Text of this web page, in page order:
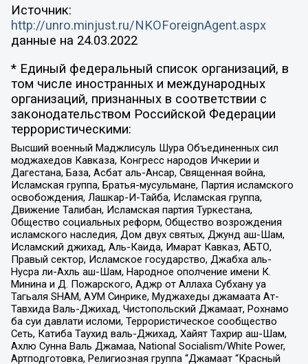
Источник:
http://unro.minjust.ru/NKOForeignAgent.aspx
данные на 24.03.2022
* Единый федеральный список организаций, в
том числе иностранных и международных
организаций, признанных в соответствии с
законодательством Российской Федерации
террористическими:
Высший военный Маджлисуль Шура Объединенных сил
моджахедов Кавказа, Конгресс народов Ичкерии и
Дагестана, База, Асбат аль-Ансар, Священная война,
Исламская группа, Братья-мусульмане, Партия исламского
освобождения, Лашкар-И-Тайба, Исламская группа,
Движение Талибан, Исламская партия Туркестана,
Общество социальных реформ, Общество возрождения
исламского наследия, Дом двух святых, Джунд аш-Шам,
Исламский джихад, Аль-Каида, Имарат Кавказ, АБТО,
Правый сектор, Исламское государство, Джабха аль-
Нусра ли-Ахль аш-Шам, Народное ополчение имени К.
Минина и Д. Пожарского, Аджр от Аллаха Субхану уа
Тагьаля SHAM, АУМ Синрике, Муджахеды джамаата Ат-
Тавхида Валь-Джихад, Чистопольский Джамаат, Рохнамо
ба суи давлати исломи, Террористическое сообщество
Сеть, Катиба Таухид валь-Джихад, Хайят Тахрир аш-Шам,
Ахлю Сунна Валь Джамаа, National Socialism/White Power,
Артподготовка, Религиозная группа “Джамаат “Красный